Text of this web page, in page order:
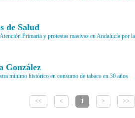
de Salud
Primaria y protestas masivas en Andalucía por
González
mínimo histórico en consumo de tabaco en 30 años
<< < 1 > >>